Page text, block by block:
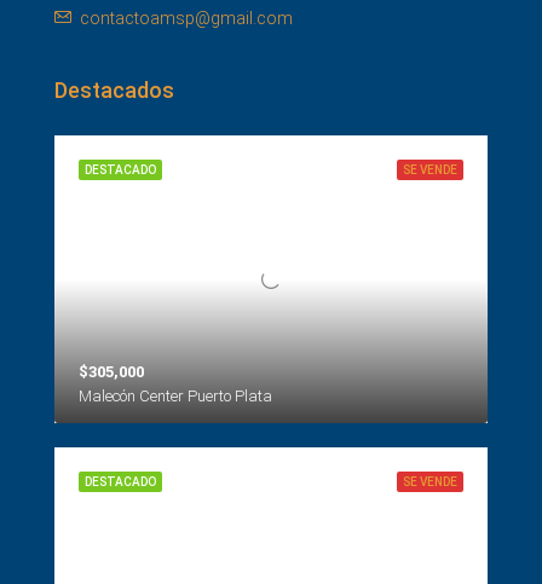
contactoamsp@gmail.com
Destacados
SE VENDE
DESTACADO
$305,000
Malecón Center Puerto Plata
SE VENDE
DESTACADO